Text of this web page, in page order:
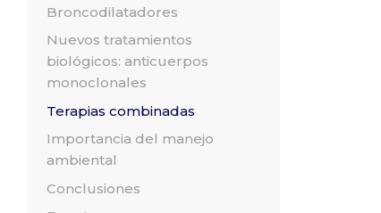
Broncodilatadores
Nuevos tratamientos
biológicos: anticuerpos
monoclonales
Terapias combinadas
Importancia del manejo
ambiental
Conclusiones